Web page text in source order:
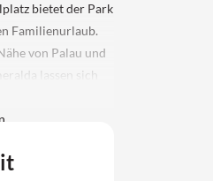
bietet der Park
Familienurlaub.
von Palau und
lassen sich
leicht mit einem
mit